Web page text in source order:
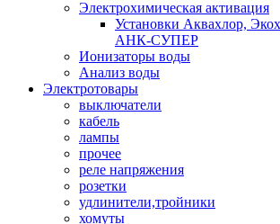
Электрохимическая активация
Установки Аквахлор,
АНК-СУПЕР
Ионизаторы воды
Анализ воды
Электротовары
выключатели
кабель
лампы
прочее
реле напряжения
розетки
удлинители,тройники
хомуты